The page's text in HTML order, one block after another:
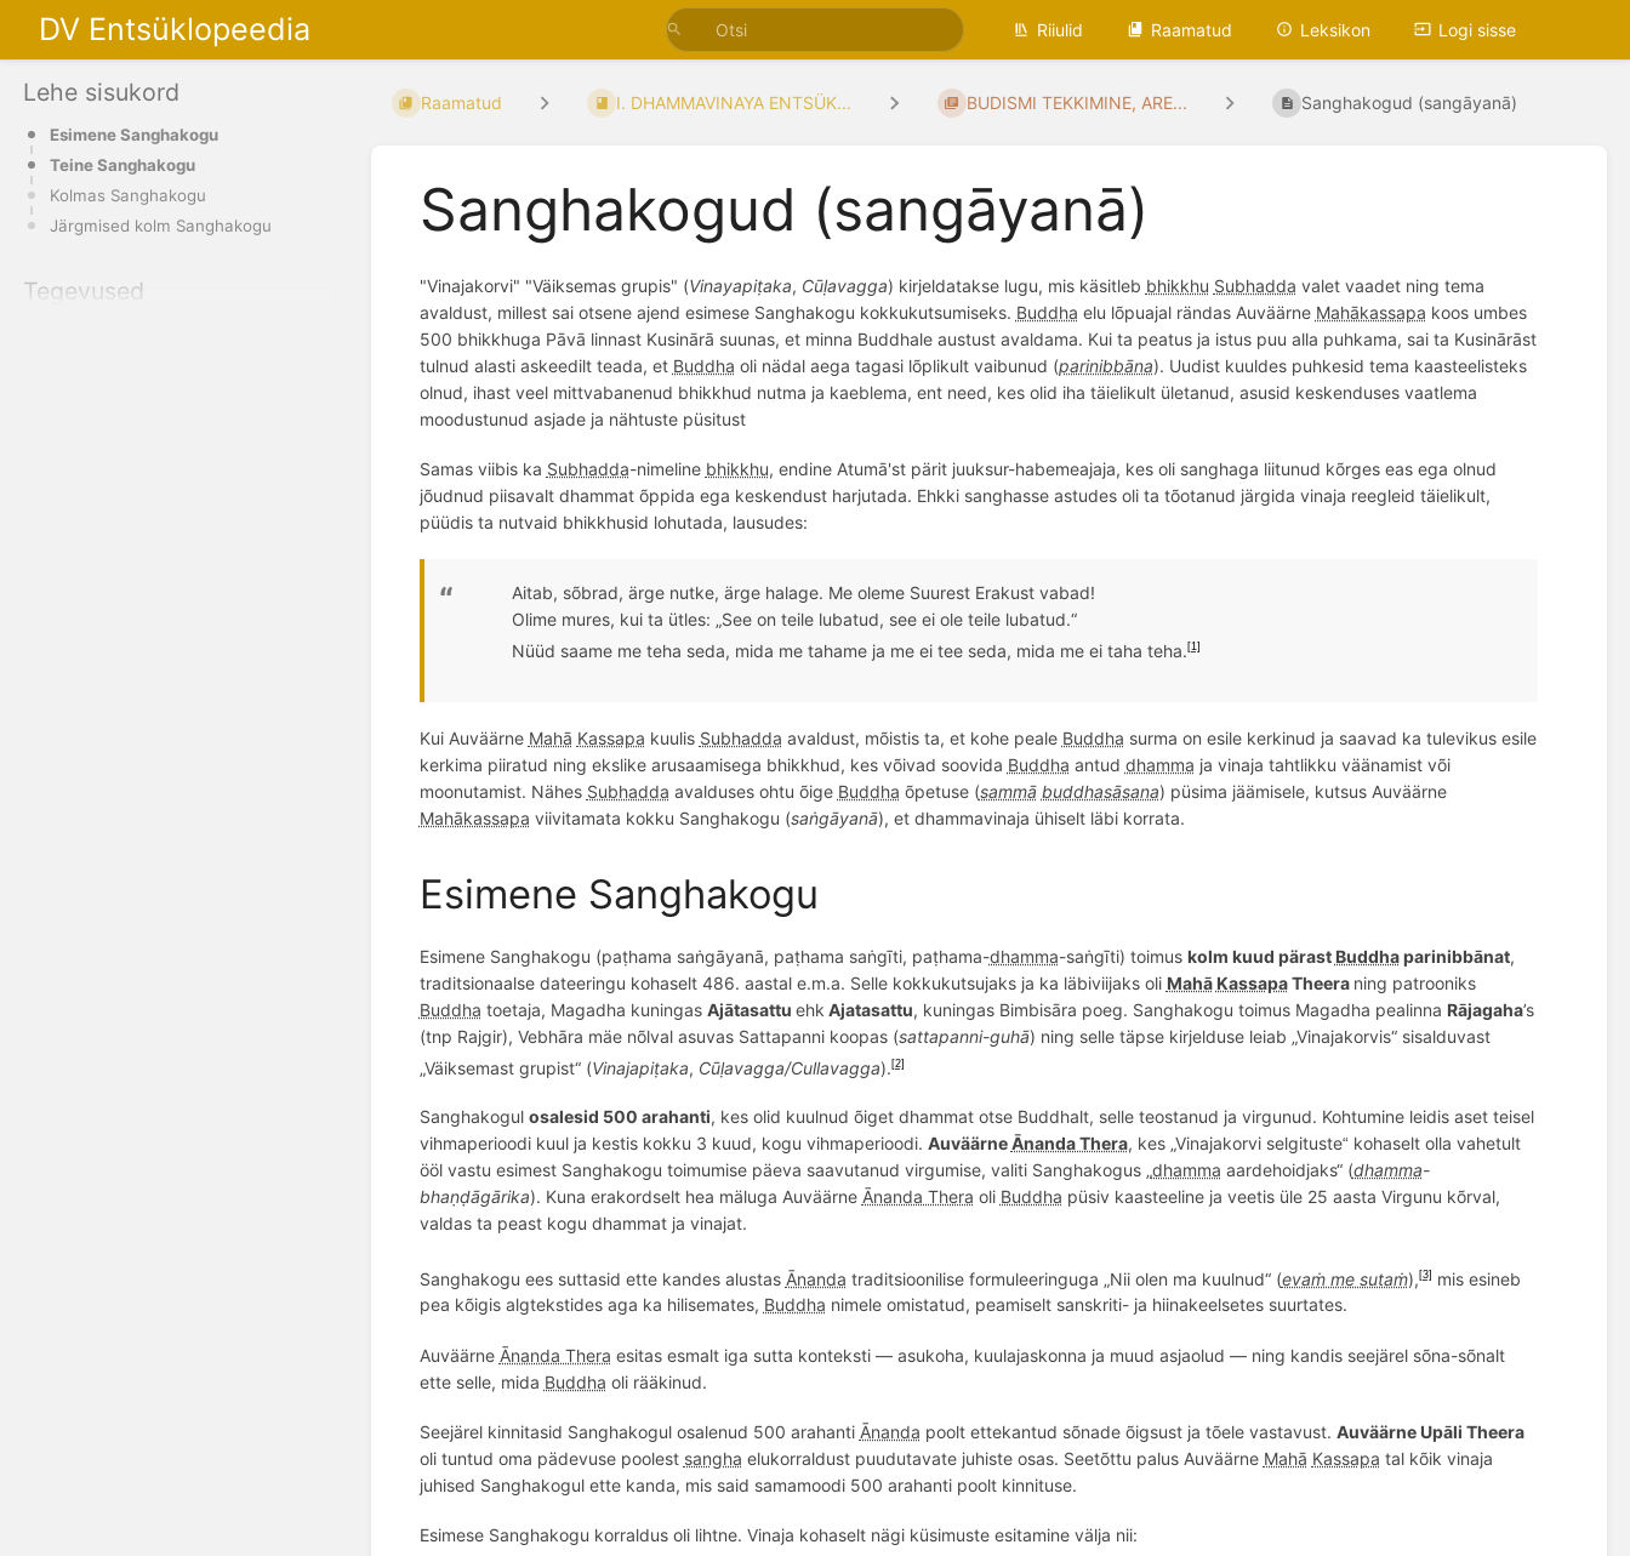
DV Entsüklopeedia Riiulid Raamatud Leksikon Logi sisse
Lehe sisukord
Esimene Sanghakogu
Teine Sanghakogu
Kolmas Sanghakogu
Järgmised kolm Sanghakogu
Tegevused
Raamatud I. DHAMMAVINAYA ENTSÜK... BUDISMI TEKKIMINE, ARE... Sanghakogud (sangāyanā)
Sanghakogud (sangāyanā)
"Vinajakorvi" "Väiksemas grupis" (Vinayapiṭaka, Cūḷavagga) kirjeldatakse lugu, mis käsitleb bhikkhu Subhadda valet vaadet ning tema
avaldust, millest sai otsene ajend esimese Sanghakogu kokkukutsumiseks. Buddha elu lõpuajal rändas Auväärne Mahākassapa koos umbes
500 bhikkhuga Pāvā linnast Kusinārā suunas, et minna Buddhale austust avaldama. Kui ta peatus ja istus puu alla puhkama, sai ta Kusinārāst
tulnud alasti askeedilt teada, et Buddha oli nädal aega tagasi lõplikult vaibunud (parinibbāna). Uudist kuuldes puhkesid tema kaasteelisteks
olnud, ihast veel mittvabanenud bhikkhud nutma ja kaeblema, ent need, kes olid iha täielikult ületanud, asusid keskenduses vaatlema
moodustunud asjade ja nähtuste püsitust
Samas viibis ka Subhadda-nimeline bhikkhu, endine Atumā'st pärit juuksur-habemeajaja, kes oli sanghaga liitunud kõrges eas ega olnud
jõudnud piisavalt dhammat õppida ega keskendust harjutada. Ehkki sanghasse astudes oli ta tõotanud järgida vinaja reegleid täielikult,
püüdis ta nutvaid bhikkhusid lohutada, lausudes:
Aitab, sõbrad, ärge nutke, ärge halage. Me oleme Suurest Erakust vabad!
Olime mures, kui ta ütles: „See on teile lubatud, see ei ole teile lubatud.“
Nüüd saame me teha seda, mida me tahame ja me ei tee seda, mida me ei taha teha. [1]
Kui Auväärne Mahā Kassapa kuulis Subhadda avaldust, mõistista, et kohe peale Buddha surma on esile kerkinud ja saavad ka tulevikus esile
kerkima piiratud ning ekslike arusaamisega bhikkhud, kes võivad soovida Buddha antud dhamma ja vinaja tahtlikku väänamist või
moonutamist. Nähes Subhadda avalduses ohtu õige Buddha õpetuse (sammā buddhasāsana) püsima jäämisele, kutsus Auväärne
Mahākassapa viivitamata kokku Sanghakogu (saṅgāyanā), et dhammavinaja ühiselt läbi korrata.
Esimene Sanghakogu
Esimene Sanghakogu (paṭhama saṅgāyanā, paṭhama saṅgīti, paṭhama-dhamma-saṅgīti) toimus kolm kuud pärast Buddhaparinibbānat,
traditsionaalse dateeringu kohaselt 486. aastal e.m.a. Selle kokkukutsujaks ja ka läbiviijaks oli Mahā KassapaTheera ning patrooniks
Buddha toetaja, Magadha kuningas Ajātasattu ehk Ajatasattu, kuningas Bimbisāra poeg. Sanghakogu toimus Magadha pealinna Rājagaha’s
(tnp Rajgir), Vebhāra mäe nõlval asuvas Sattapanni koopas (sattapanni-guhā) ning selle täpse kirjelduse leiab „Vinajakorvis“ sisalduvast
„Väiksemast grupist“ (Vinajapiṭaka Cūḷavagga/Cullavagga). [2]
Sanghakogul osalesid 500 arahanti, kes olid kuulnud õiget dhammat otse Buddhalt, selle teostanud ja virgunud. Kohtumine leidis aset teisel
vihmaperioodi kuul ja kestis kokku 3 kuud, kogu vihmaperioodi. AuväärneĀnanda Thera, kes „Vinajakorvi selgituste“ kohaselt olla vahetult
ööl vastu esimest Sanghakogu toimumise päeva saavutanud virgumise, valiti Sanghakogus „dhamma aardehoidjaks“ (dhamma-
bhaṇḍāgārika). Kuna erakordselt hea mäluga Auväärne Ānanda Thera oli Buddha püsiv kaasteeline ja veetis üle 25 aasta Virgunu kõrval,
valdas ta peast kogu dhammat ja vinajat.
Sanghakogu ees suttasid ette kandes alustas Ānanda traditsioonilise formuleeringuga „Nii olen ma kuulnud“ (evaṁ me sutaṁ), [3]
mis esineb
pea kõigis algtekstides aga ka hilisemates, Buddha nimele omistatud, peamiselt sanskriti- ja hiinakeelsetes suurtates.
Auväärne Ānanda Thera esitas esmalt iga sutta konteksti — asukoha, kuulajaskonna ja muud asjaolud — ning kandis seejärel sõna-sõnalt
ette selle, mida Buddha oli rääkinud.
Seejärel kinnitasid Sanghakogul osalenud 500 arahanti Ānanda poolt ettekantud sõnade õigsust ja tõele vastavust. Auväärne Upāli Theera
oli tuntud oma pädevuse poolest sangha elukorraldust puudutavate juhiste osas. Seetõttu palus Auväärne Mahā Kassapa tal kõik vinaja
juhised Sanghakogul ette kanda, mis said samamoodi 500 arahanti poolt kinnituse.
Esimese Sanghakogu korraldus oli lihtne. Vinaja kohaselt nägi küsimuste esitamine välja nii: